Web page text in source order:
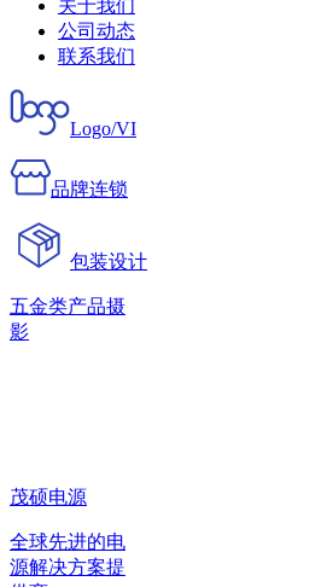
关于我们
公司动态
联系我们
Logo/VI
品牌连锁
包装设计
五金类产品摄
影
茂硕电源
全球先进的电
源解决方案提